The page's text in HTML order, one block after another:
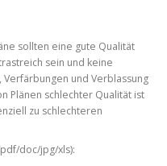
sollten eine gute Qualität
sein und keine
und Verblassung
Plänen schlechter Qualität ist
zu schlechteren
doc/jpg/xls):